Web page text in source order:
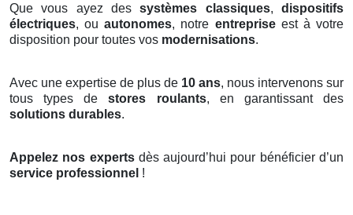
Que vous ayez dessystèmes classiques,dispositifs
électriques, ouautonomes, notre entrepriseest à votre
disposition pour toutes vos modernisations.
Avec une expertise de plus de 10 ans, nous intervenons sur
tous types destores roulants, en garantissant des
solutions durables.
Appelez nos expertsdès aujourd’hui pour bénéficier d’un
service professionnel !